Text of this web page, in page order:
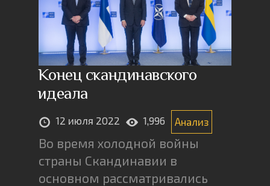
Конец скандинавского
идеала
12 июля 2022 1,996 Анализ
Во время холодной войны
страны Скандинавии в
основном рассматривались